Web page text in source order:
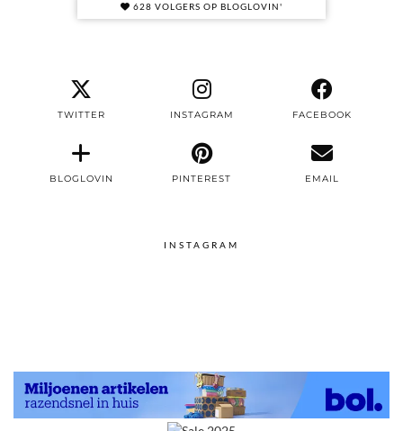
628 VOLGERS OP BLOGLOVIN'
TWITTER INSTAGRAM FACEBOOK
BLOGLOVIN PINTEREST EMAIL
INSTAGRAM